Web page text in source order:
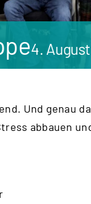
4. August
Und genau
abbauen